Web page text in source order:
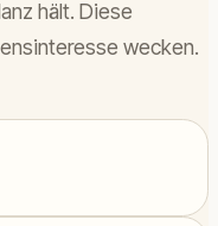
hält. Diese
wecken.